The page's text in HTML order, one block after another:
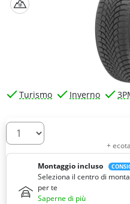
Turismo Inverno
Quantità
+
Montaggio incluso
Seleziona il centro di
per te
Saperne di più